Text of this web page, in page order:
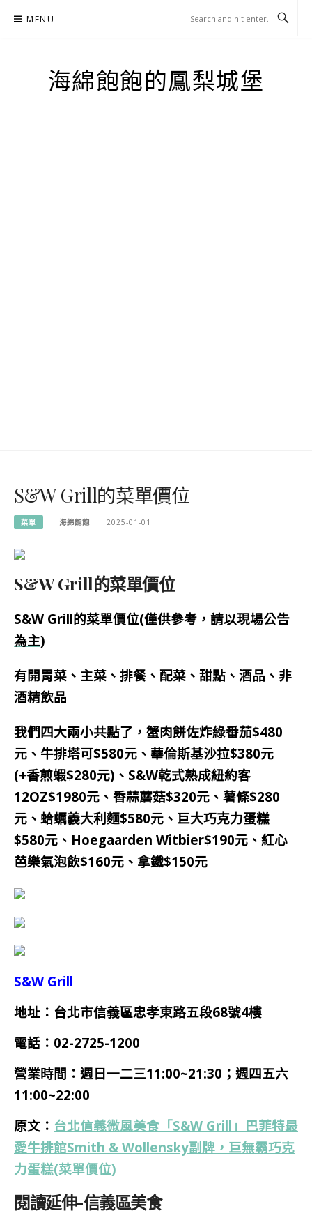
MENU
海綿飽飽的鳳梨城堡
S&W Grill的菜單價位
菜單 海綿飽飽 2025-01-01
S&W Grill的菜單價位
S&W Grill的菜單價位(僅供參考，請以現場公告
為主)
有開胃菜、主菜、排餐、配菜、甜點、酒品、非
酒精飲品
我們四大兩小共點了，蟹肉餅佐炸綠番茄$480
元、牛排塔可$580元、華倫斯基沙拉$380元
(+香煎蝦$280元)、S&W乾式熟成紐約客
12OZ$1980元、香蒜蘑菇$320元、薯條$280
元、蛤蠣義大利麵$580元、巨大巧克力蛋糕
$580元、Hoegaarden Witbier$190元、紅心
芭樂氣泡飲$160元、拿鐵$150元
S&W Grill
地址：台北市信義區忠孝東路五段68號4樓
電話： 02-2725-1200
營業時間：週日一二三11:00~21:30；週四五六
11:00~22:00
原文： 台北信義微風美食「S&W Grill」巴菲特最
愛牛排館Smith & Wollensky副牌，巨無霸巧克
力蛋糕(菜單價位)
閱讀延伸-信義區美食